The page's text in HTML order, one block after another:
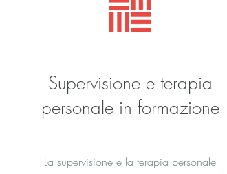
Supervisione e terapia
personale in formazione
La supervisione e la terapia personale